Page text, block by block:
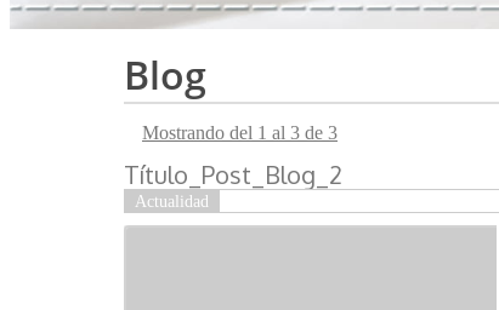
Blog
Mostrando del 1 al 3 de 3
Título_Post_Blog_2
Actualidad